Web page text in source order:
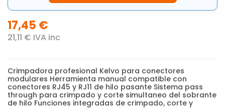
17,45 €
21,11 € IVA inc
Crimpadora profesional Kelvo para conectores
modulares Herramienta manual compatible con
conectores RJ45 y RJ11 de hilo pasante Sistema pass
through para crimpado y corte simultaneo del sobrante
de hilo Funciones integradas de crimpado, corte y